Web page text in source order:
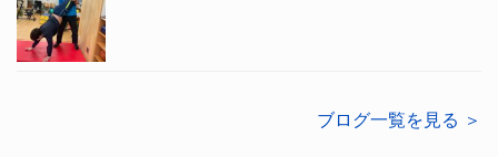
ブログ一覧を見る ＞